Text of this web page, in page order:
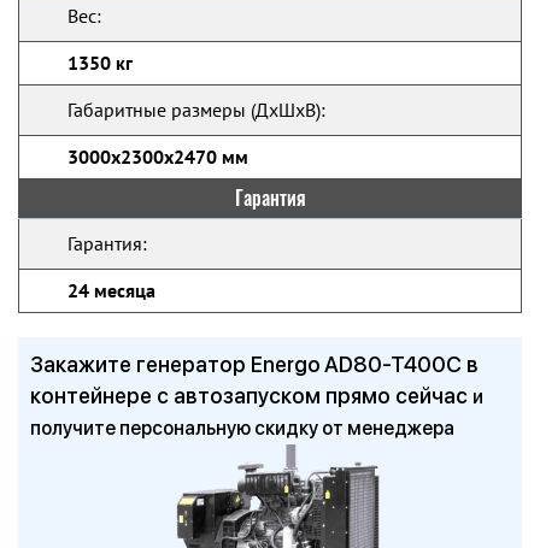
Вес:
1350 кг
Габаритные размеры (ДхШхВ):
3000х2300х2470 мм
Гарантия
Гарантия:
24 месяца
Закажите генератор Energo AD80-T400C в
контейнере с автозапуском прямо сейчас и
получите персональную скидку от менеджера